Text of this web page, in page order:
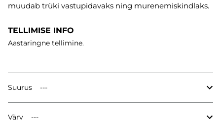
muudab trüki vastupidavaks ning murenemiskindlaks.
TELLIMISE INFO
Aastaringne tellimine.
Suurus
Värv